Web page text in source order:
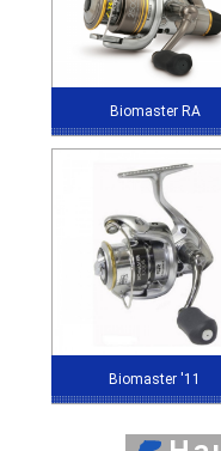
Biomaster RA
Biomaster '11